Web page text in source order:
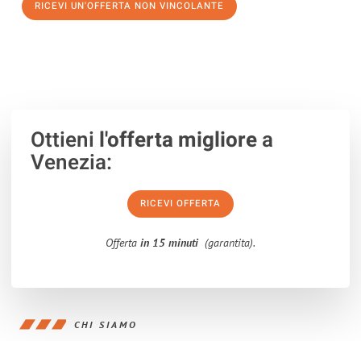
RICEVI UN'OFFERTA NON VINCOLANTE
Ottieni l'offerta migliorea
Venezia:
RICEVI OFFERTA
Offerta in 15 minuti (garantita).
CHI SIAMO